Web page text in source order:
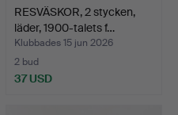
RESVÄSKOR, 2 stycken,
läder, 1900-talets f…
Klubbades 15 jun 2026
2 bud
37 USD